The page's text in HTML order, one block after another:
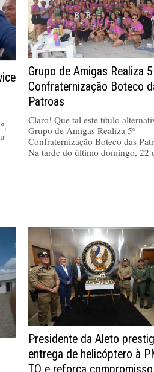
Grupo de Amigas Realiza
Confraternização Boteco
Patroas
Claro! Que tal este título
Grupo de Amigas Realiza 5ª
Confraternização Boteco das
Na tarde do último domingo, 22
Presidente da Aleto
entrega de helicóptero à